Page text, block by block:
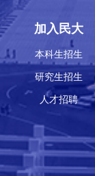
加入民大
本科生招生
研究生招生
人才招聘